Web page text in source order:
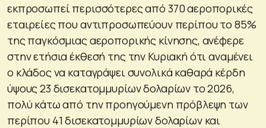
εκπροσωπεί περισσότερες από 370 αεροπορικές
εταιρείες που αντιπροσωπεύουν περίπου το 85%
της παγκόσμιας αεροπορικής κίνησης, ανέφερε
στην ετήσια έκθεσή της την Κυριακή ότι αναμένει
ο κλάδος να καταγράψει συνολικά καθαρά κέρδη
ύψους 23 δισεκατομμυρίων δολαρίων το 2026,
πολύ κάτω από την προηγούμενη πρόβλεψη των
περίπου 41 δισεκατομμυρίων δολαρίων και